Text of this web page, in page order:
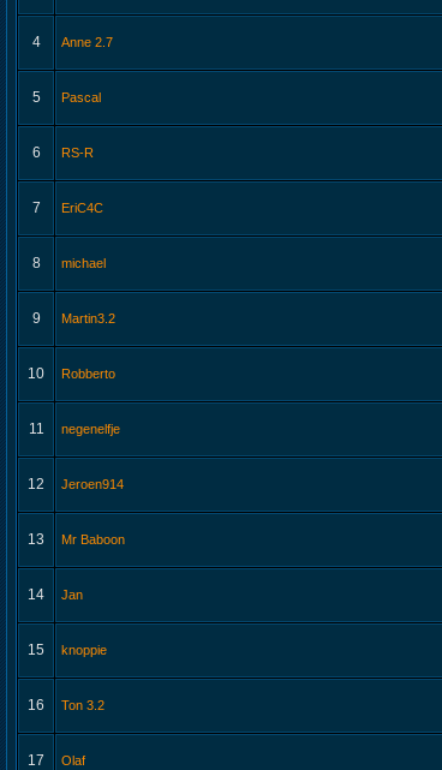
4 Anne 2.7
5 Pascal
6 RS-R
7 EriC4C
8 michael
9 Martin3.2
10 Robberto
11 negenelfje
12 Jeroen914
13 Mr Baboon
14 Jan
15 knoppie
16 Ton 3.2
17 Olaf